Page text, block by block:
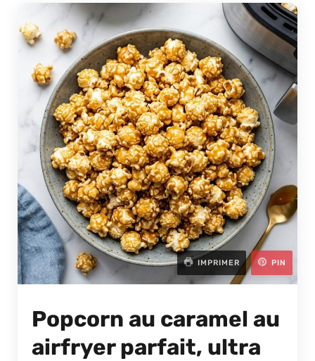
IMPRIMER PIN
Popcorn au caramel au
airfryer parfait, ultra